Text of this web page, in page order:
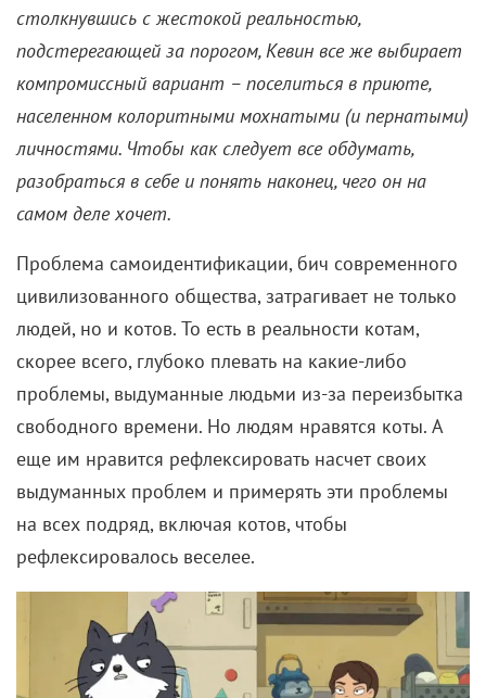
столкнувшись с жестокой реальностью,
подстерегающей за порогом, Кевин все же выбирает
компромиссный вариант – поселиться в приюте,
населенном колоритными мохнатыми (и пернатыми)
личностями. Чтобы как следует все обдумать,
разобраться в себе и понять наконец, чего он на
самом деле хочет.
Проблема самоидентификации, бич современного
цивилизованного общества, затрагивает не только
людей, но и котов. То есть в реальности котам,
скорее всего, глубоко плевать на какие-либо
проблемы, выдуманные людьми из-за переизбытка
свободного времени. Но людям нравятся коты. А
еще им нравится рефлексировать насчет своих
выдуманных проблем и примерять эти проблемы
на всех подряд, включая котов, чтобы
рефлексировалось веселее.